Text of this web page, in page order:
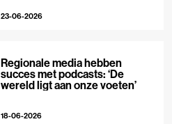
23-06-2026
Regionale media hebben
succes met podcasts: ‘De
wereld ligt aan onze voeten’
18-06-2026